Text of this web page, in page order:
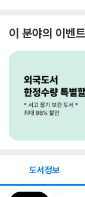
이 분야의 이벤트
도서정보